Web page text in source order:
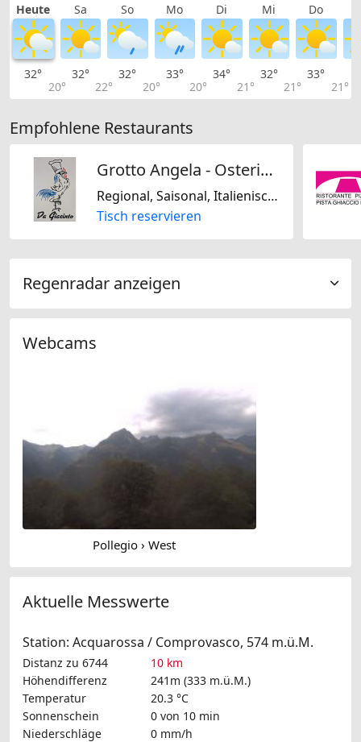
Heute Sa So Mo Di Mi Do
32°
20°
32°
22°
32°
20°
33°
20°
34°
21°
32°
21°
33°
21°
Empfohlene Restaurants
Grotto Angela - Osteria Da Giacinto
Regional, Saisonal, Italienisch, Schweizerisch
Tisch reservieren
Regenradar anzeigen
Webcams
Pollegio › West
Aktuelle Messwerte
Station: Acquarossa / Comprovasco, 574 m.ü.M.
Distanz zu 6744
10 km
Höhendifferenz
241m (333 m.ü.M.)
Temperatur
20.3 °C
Sonnenschein
0 von 10 min
Niederschläge
0 mm/h